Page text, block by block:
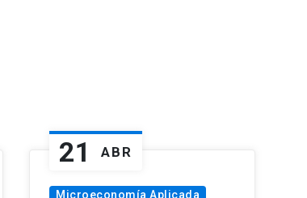
21 ABR
Microeconomía Aplicada